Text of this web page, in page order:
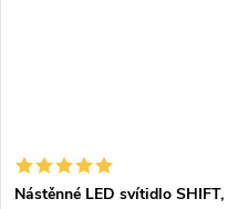
Nástěnné LED svítidlo SHIFT,